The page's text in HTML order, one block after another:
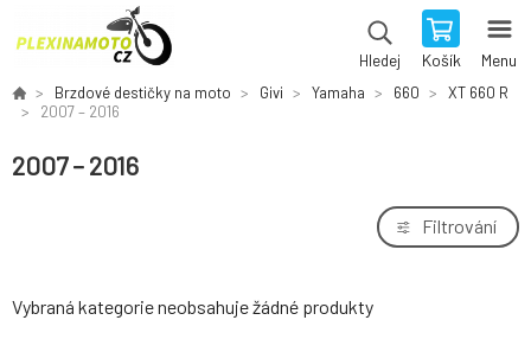
Hledej Košík Menu
Brzdové destičky na moto Givi Yamaha 660
XT 660 R
2007 – 2016
2007 – 2016
Filtrování
Vybraná kategorie neobsahuje žádné produkty